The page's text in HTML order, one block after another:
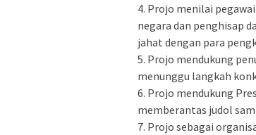
4. ⁠Projo menilai
negara dan penghisap
jahat dengan para
5. ⁠Projo mendukung
menunggu langkah
6. ⁠Projo mendukung
memberantas judol
7. ⁠Projo sebagai